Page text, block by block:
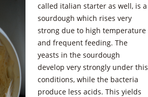
called italian starter as well, is a
sourdough which rises very
strong due to high temperature
and frequent feeding. The
yeasts in the sourdough
develop very strongly under this
conditions, while the bacteria
produce less acids. This yields